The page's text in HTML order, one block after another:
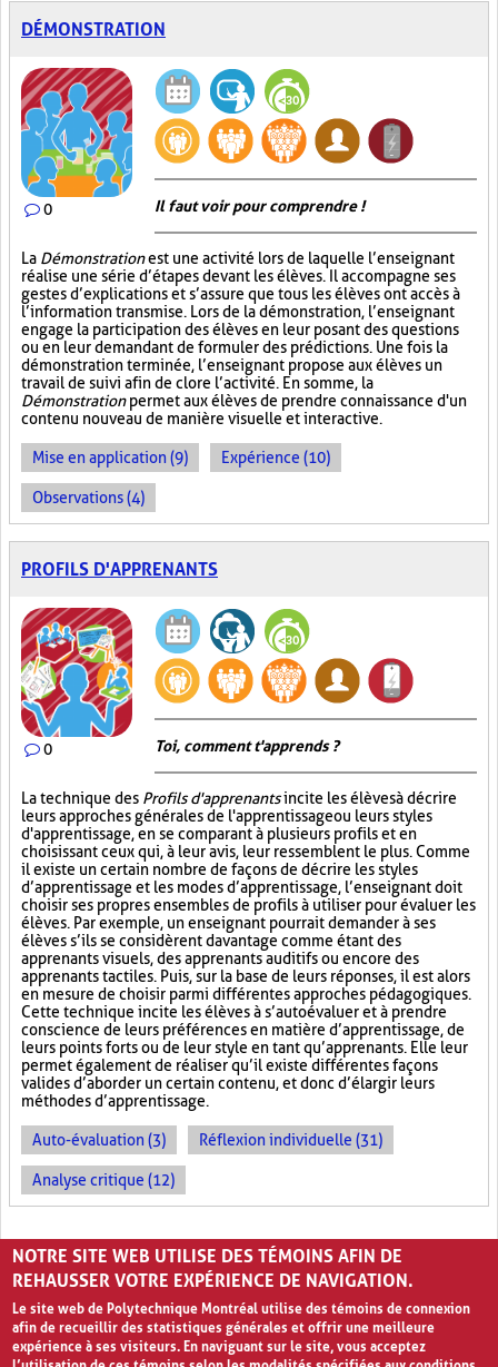
DÉMONSTRATION
0 Il faut voir pour comprendre !
La Démonstrationest une activité lors de laquelle l’enseignant
réalise une série d’étapes devant les élèves. Il accompagne ses
gestes d’explications et s’assure que tous les élèves ont accès à
l’information transmise. Lors de la démonstration, l’enseignant
engage la participation des élèves en leur posant des questions
ou en leur demandant de formuler des prédictions. Une fois la
démonstration terminée, l’enseignant propose aux élèves un
travail de suivi afin de clore l’activité. En somme, la
Démonstrationpermet aux élèves de prendre connaissance d'un
contenu nouveau de manière visuelle et interactive.
Mise en application (9) Expérience (10)
Observations (4)
PROFILS D'APPRENANTS
0 Toi, comment t'apprends ?
La technique des Profils d'apprenantsincite les élèves à décrire
leurs approches générales de l'apprentissage ou leurs styles
d'apprentissage, en se comparant à plusieurs profils et en
choisissant ceux qui, à leur avis, leur ressemblent le plus. Comme
il existe un certain nombre de façons de décrire les styles
d’apprentissage et les modes d’apprentissage, l’enseignant doit
choisir ses propres ensembles de profils à utiliser pour évaluer les
élèves. Par exemple, un enseignant pourrait demander à ses
élèves s’ils se considèrent davantage comme étant des
apprenants visuels, des apprenants auditifs ou encore des
apprenants tactiles. Puis, sur la base de leurs réponses, il est alors
en mesure de choisir parmi différentes approches pédagogiques.
Cette technique incite les élèves à s’autoévaluer et à prendre
conscience de leurs préférences en matière d’apprentissage, de
leurs points forts ou de leur style en tant qu’apprenants. Elle leur
permet également de réaliser qu’il existe différentes façons
valides d’aborder un certain contenu, et donc d’élargir leurs
méthodes d’apprentissage.
Auto-évaluation (3) Réflexion individuelle (31)
Analyse critique (12)
PAGES
« ‹ 1 2 3 4 › »
NOTRE SITE WEB UTILISE DES TÉMOINS AFIN DE
REHAUSSER VOTRE EXPÉRIENCE DE NAVIGATION.
Le site web de Polytechnique Montréal utilise des témoins de connexion
afin de recueillir des statistiques générales et offrir une meilleure
expérience à ses visiteurs. En naviguant sur le site, vous acceptez